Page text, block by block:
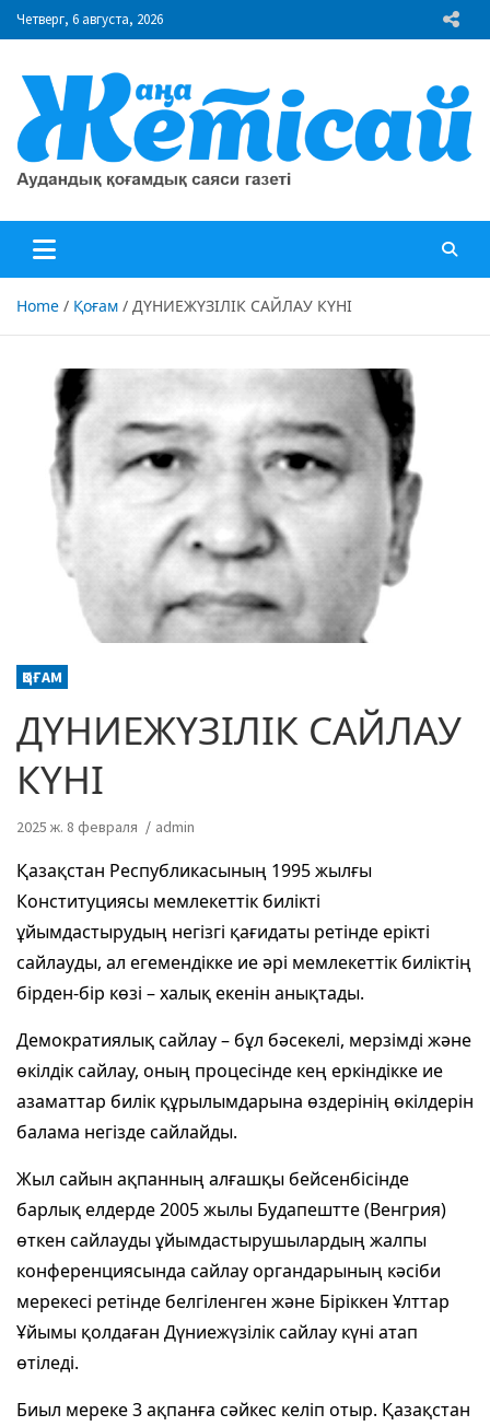
Skip
to
Четверг, 6 августа, 2026
"Жаңа Жетісай" газеті
Home Қоғам ДҮНИЕЖҮЗІЛІК САЙЛАУ КҮНІ
ҚОҒАМ
ДҮНИЕЖҮЗІЛІК САЙЛАУ
КҮНІ
2025 ж. 8 февраля admin
Қазақстан Республикасының 1995 жылғы
Конституциясы мемлекеттік билікті
ұйымдастырудың негізгі қағидаты ретінде ерікті
сайлауды, ал егемендікке ие әрі мемлекеттік биліктің
бірден-бір көзі – халық екенін анықтады.
Демократиялық сайлау – бұл бәсекелі, мерзімді және
өкілдік сайлау, оның процесінде кең еркіндікке ие
азаматтар билік құрылымдарына өздерінің өкілдерін
балама негізде сайлайды.
Жыл сайын ақпанның алғашқы бейсенбісінде
барлық елдерде 2005 жылы Будапештте (Венгрия)
өткен сайлауды ұйымдастырушылардың жалпы
конференциясында сайлау органдарының кәсіби
мерекесі ретінде белгіленген және Біріккен Ұлттар
Ұйымы қолдаған Дүниежүзілік сайлау күні атап
өтіледі.
Биыл мереке 3 ақпанға сәйкес келіп отыр. Қазақстан